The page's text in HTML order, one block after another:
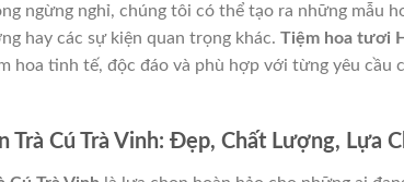
ngừng nghỉ, chúng tôi có thể tạo ra những mẫu
hay các sự kiện quan trọng khác. Tiệm hoa tươi
hoa tinh tế, độc đáo và phù hợp với từng yêu cầu
Trà Cú Trà Vinh: Đẹp, Chất Lượng, Lựa